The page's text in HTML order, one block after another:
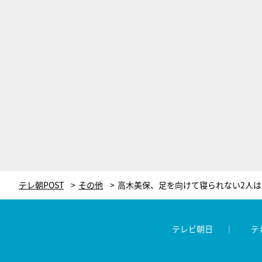
テレ朝POST その他
テレビ朝日 テ